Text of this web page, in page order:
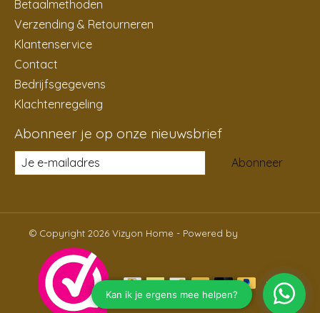
Betaalmethoden
Verzending & Retourneren
Klantenservice
Contact
Bedrijfsgegevens
Klachtenregeling
Abonneer je op onze nieuwsbrief
Abonneer
© Copyright 2026 Vizyon Home - Powered by
NL